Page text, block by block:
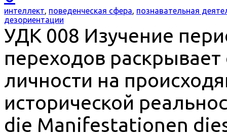
интеллект, поведенческая сфера, познавательная
дезориентации
УДК 008 Изучение
переходов
личности на
исторической
die Manifestationen